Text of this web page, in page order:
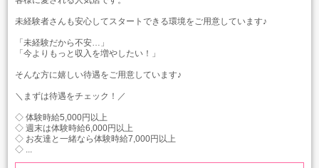
未経験者さんも安心してスタートできる環境をご用意しています♪
「未経験だから不安…」
「今よりもっと収入を増やしたい！」
そんな方に嬉しい待遇をご用意しています♪
＼まずは待遇をチェック！／
◇ 体験時給5,000円以上
◇ 週末は体験時給6,000円以上
◇ お友達と一緒なら体験時給7,000円以上
◇ ...